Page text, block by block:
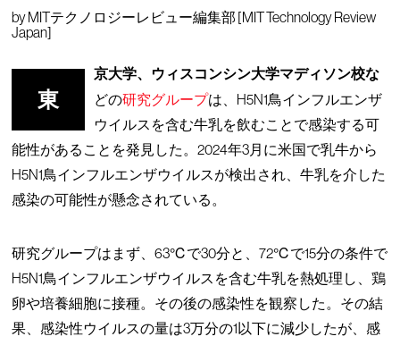
byMITテクノロジーレビュー編集部 [MIT Technology Review
Japan]
東
京大学、ウィスコンシン大学マディソン校な
どの研究グループは、H5N1鳥インフルエンザ
ウイルスを含む牛乳を飲むことで感染する可
能性があることを発見した。2024年3月に米国で乳牛から
H5N1鳥インフルエンザウイルスが検出され、牛乳を介した
感染の可能性が懸念されている。
研究グループはまず、63℃で30分と、72℃で15分の条件で
H5N1鳥インフルエンザウイルスを含む牛乳を熱処理し、鶏
卵や培養細胞に接種。その後の感染性を観察した。その結
果、感染性ウイルスの量は3万分の1以下に減少したが、感